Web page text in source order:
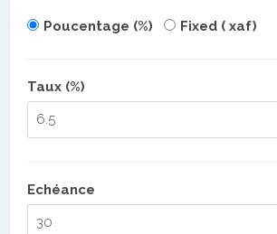
Poucentage (%) Fixed ( xaf)
Taux (%)
Echéance